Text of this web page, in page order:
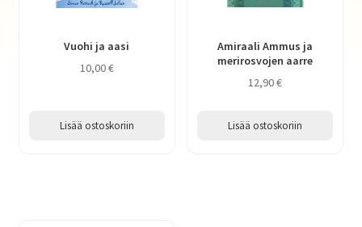
Vuohi ja aasi
10,00€
Lisää ostoskoriin
Amiraali Ammus ja
merirosvojen aarre
12,90€
Lisää ostoskoriin